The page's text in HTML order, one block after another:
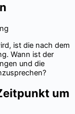
ist die nach dem
Wann ist der
und die
um